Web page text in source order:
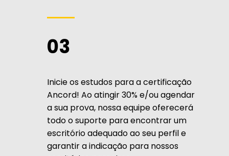
03
Inicie os estudos para a certificação
Ancord! Ao atingir 30% e/ou agendar
a sua prova, nossa equipe oferecerá
todo o suporte para encontrar um
escritório adequado ao seu perfil e
garantir a indicação para nossos